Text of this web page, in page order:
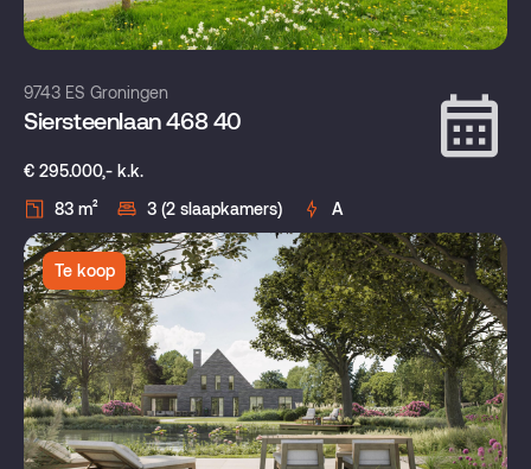
9743 ES Groningen
Siersteenlaan 468 40
€ 295.000,- k.k.
83 m²
3 (2 slaapkamers) A
Te koop